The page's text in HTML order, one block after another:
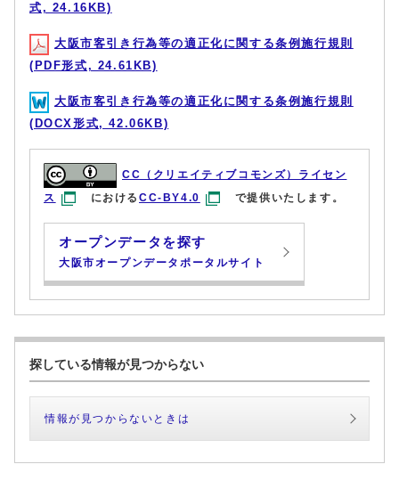
式, 24.16KB)
大阪市客引き行為等の適正化に関する条例施行規則
(PDF形式, 24.61KB)
大阪市客引き行為等の適正化に関する条例施行規則
(DOCX形式, 42.06KB)
CC（クリエイティブコモンズ）ライセン
ス
におけるCC-BY4.0 で提供いたします。
オープンデータを探す
大阪市オープンデータポータルサイト
探している情報が見つからない
情報が見つからないときは